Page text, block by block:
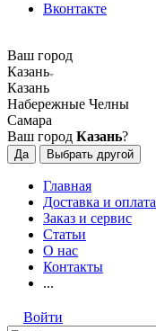
Вконтакте
Ваш город
Казань
Казань
Набережные Челны
Самара
Ваш город Казань?
Да Выбрать другой
Главная
Доставка и оплата
Заказ и сервис
Статьи
О нас
Контакты
...
Войти